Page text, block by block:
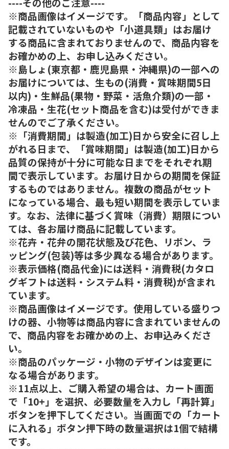
※商品画像はイメージです。「商品内容」として
記載されていないものや「小道具類」はお届け
する商品に含まれておりませんので、商品内容を
お確かめの上、お申し込みください。
※島しょ(東京都・鹿児島県・沖縄県)の一部への
お届けについては、生もの(消費・賞味期間5日
以内)・生鮮品(果物・野菜・活魚介類)の一部・
冷凍品・生花(セット商品を含む)は受付ができま
せんのでご了承ください。
※「消費期間」は製造(加工)日から安全に召し上
がれる日まで、「賞味期間」は製造(加工)日から
品質の保持が十分に可能な日までをそれぞれ期
間で表示しています。お届け日からの期間を保証
するものではありません。複数の商品がセット
になっている場合、最も短い期間を表示していま
す。なお、法律に基づく賞味（消費）期限につい
ては、各お届け商品に記載しています。
※花卉・花弁の開花状態及び花色、リボン、ラ
ッピング(包装)等は多少異なる場合があります。
※表示価格(商品代金)には送料・消費税(カタロ
グギフトは送料・システム料・消費税)が含まれ
ています。
※商品画像はイメージです。使用している盛りつ
けの器、小物等は商品内容に含まれていませんの
で、商品内容をお確かめの上、お申込みくださ
い。
※商品のパッケージ・小物のデザインは変更に
なる場合があります。
※11点以上、ご購入希望の場合は、カート画面
で「10+」を選択、必要数量を入力し「再計算」
ボタンを押下してください。当画面での「カート
に入れる」ボタン押下時の数量選択は1個で結構
です。